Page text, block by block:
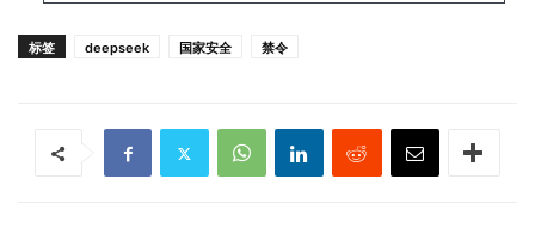
标签 deepseek 国家安全 禁令